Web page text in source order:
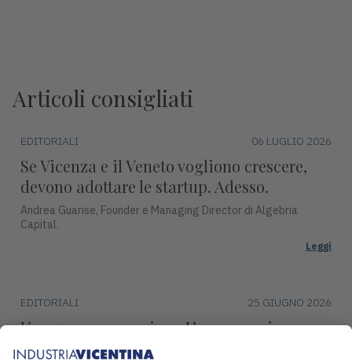
Articoli consigliati
EDITORIALI 06 LUGLIO 2026
Se Vicenza e il Veneto vogliono crescere,
devono adottare le startup. Adesso.
Andrea Guarise, Founder e Managing Director di Algebria
Capital.
Leggi
EDITORIALI 25 GIUGNO 2026
Un nuovo umanesimo. L’esasperazione
della tecnologia per restituire centralità